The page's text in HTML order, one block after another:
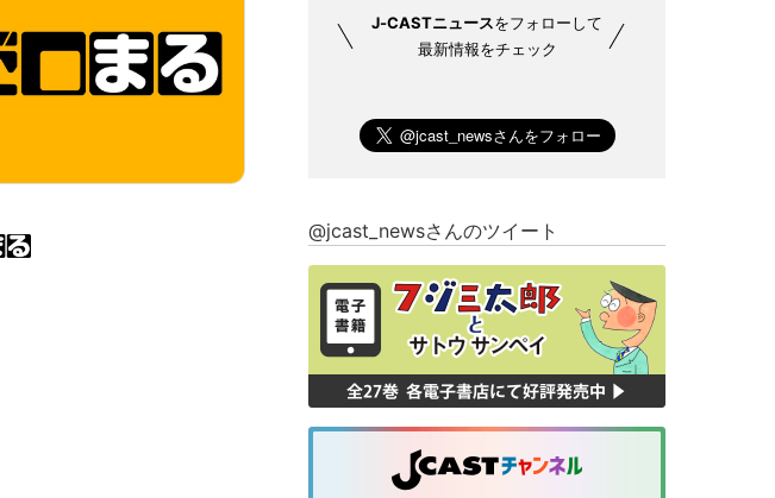
J-CASTニュースをフォローして
最新情報をチェック
@jcast_newsさんのツイート